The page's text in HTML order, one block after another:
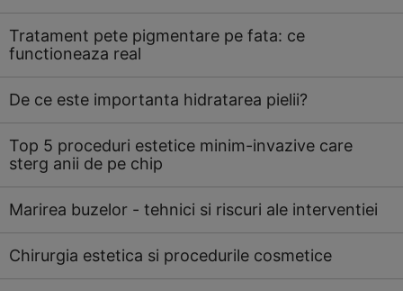
Tratament pete pigmentare pe fata: ce
functioneaza real
De ce este importanta hidratarea pielii?
Top 5 proceduri estetice minim-invazive care
sterg anii de pe chip
Marirea buzelor - tehnici si riscuri ale interventiei
Chirurgia estetica si procedurile cosmetice